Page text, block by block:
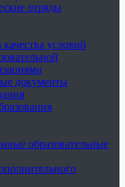
отряды
условий
документы
образовательные